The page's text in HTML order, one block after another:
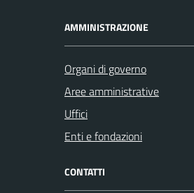
AMMINISTRAZIONE
Organi di governo
Aree amministrative
Uffici
Enti e fondazioni
CONTATTI